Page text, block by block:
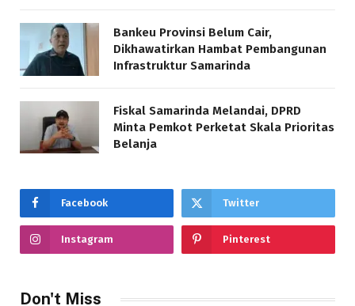
Bankeu Provinsi Belum Cair,
Dikhawatirkan Hambat Pembangunan
Infrastruktur Samarinda
Fiskal Samarinda Melandai, DPRD
Minta Pemkot Perketat Skala Prioritas
Belanja
Facebook Twitter
Instagram Pinterest
Don't Miss